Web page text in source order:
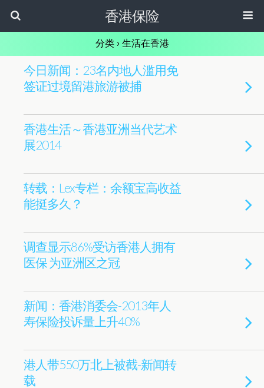
香港保险
分类 › 生活在香港
今日新闻：23名内地人滥用免
签证过境留港旅游被捕
香港生活～香港亚洲当代艺术
展2014
转载：Lex专栏：余额宝高收益
能挺多久？
调查显示86%受访香港人拥有
医保 为亚洲区之冠
新闻：香港消委会-2013年人
寿保险投诉量上升40%
港人带550万北上被截-新闻转
载